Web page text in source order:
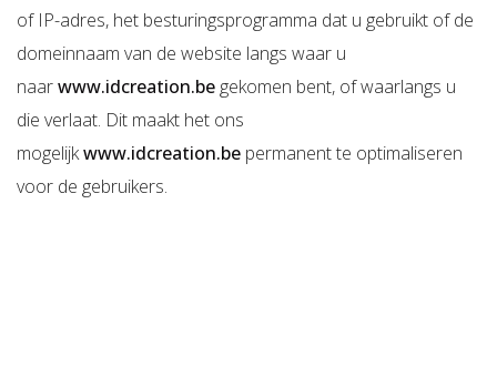
of IP-adres, het besturingsprogramma dat u gebruikt of de
domeinnaam van de website langs waar u
naarwww.idcreation.be gekomen bent, of waarlangs u
die verlaat. Dit maakt het ons
mogelijkwww.idcreation.be permanent te optimaliseren
voor de gebruikers.